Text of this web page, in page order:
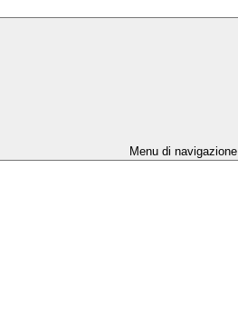
Menu di navigazione